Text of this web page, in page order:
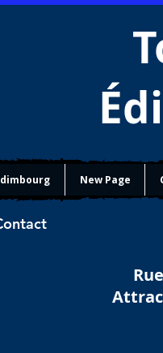
New Page